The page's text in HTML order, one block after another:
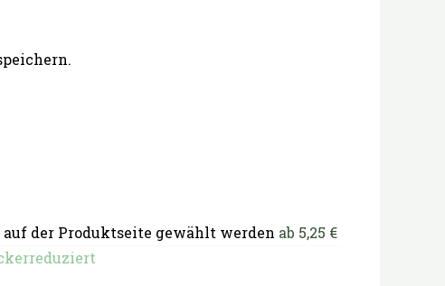
der Produktseite gewählt werden ab 5,25 €